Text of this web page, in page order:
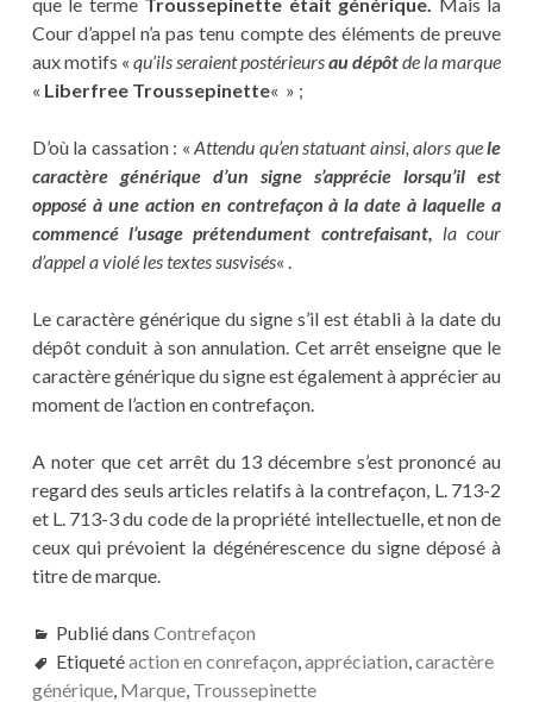
Cour d’appel n’a pas tenu compte des éléments de preuve
aux motifs « qu’ils seraient postérieursau dépôtde la marque
« Liberfree Troussepinette« » ;
D’où la cassation : «Attendu qu’en statuant ainsi, alors quele
caractère générique d’un signe s’apprécie lorsqu’il est
opposé à une action en contrefaçon à la date à laquelle a
commencé l’usage prétendument contrefaisant, la cour
d’appel a violé les textes susvisés« .
Le caractère générique du signe s’il est établi à la date du
dépôt conduit à son annulation. Cet arrêt enseigne que le
caractère générique du signe est également à apprécier au
moment de l’action en contrefaçon.
A noter que cet arrêt du 13 décembre s’est prononcé au
regard des seuls articles relatifs à la contrefaçon, L. 713-2
et L. 713-3 du code de la propriété intellectuelle, et non de
ceux qui prévoient la dégénérescence du signe déposé à
titre de marque.
Publié dans Contrefaçon
Etiquetéaction en conrefaçon appréciation caractère
générique, Marque, Troussepinette